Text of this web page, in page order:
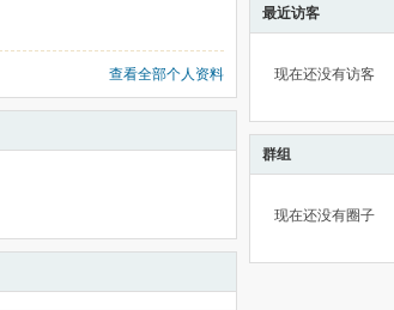
查看全部个人资料
最近访客
现在还没有访客
群组
现在还没有圈子